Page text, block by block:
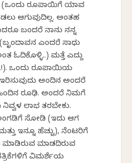
(ಒಂದು ರೂಪಾಯಿಗೆ ಯಾವ
ಆಗುವುದಿಲ್ಲ. ಅಂತಹ
ಬಂದರೆ ನಾನು ನನ್ನ
ಎಂದರೆ ಸಾಧು
ಓದಿಕೊಳ್ಳಿ..) ಮತ್ತೆ ಎದ್ದು
ಒಂದು ರೂಪಾಯಿಯ
ಅಂದಿನ ಅಂದರೆ
ರೂಢಿ. ಅಂದರೆ ನಿಮಗೆ
ಲಾಭ ತರಬೇಕು.
ಸೋಡಿ (ಇದು ಆಗ
ಇನ್ನೂ ಹೆಚ್ಚು), ನೆಂಟರಿಗೆ
ಮಾಡದಿರುವ
ವಿಮರ್ಶೆಯ